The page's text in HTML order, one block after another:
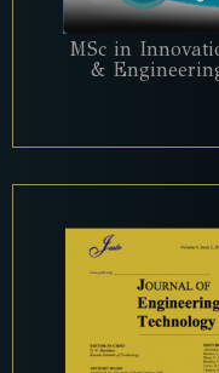
MSc in
&